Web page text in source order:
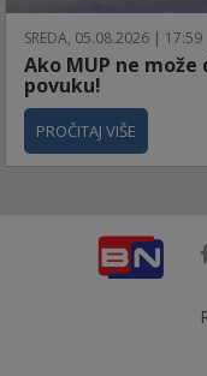
SREDA, 05.08.2026 | 17:59
Ako MUP ne
povuku!
PROČITAJ VIŠE